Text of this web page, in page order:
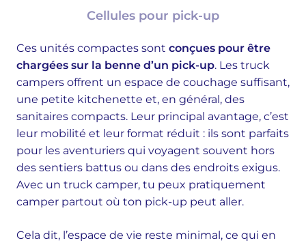
Cellules pour pick-up
Ces unités compactes sont conçues pour être
chargées sur la benne d’un pick-up. Les truck
campers offrent un espace de couchage suffisant,
une petite kitchenette et, en général, des
sanitaires compacts. Leur principal avantage, c’est
leur mobilité et leur format réduit : ils sont parfaits
pour les aventuriers qui voyagent souvent hors
des sentiers battus ou dans des endroits exigus.
Avec un truck camper, tu peux pratiquement
camper partout où ton pick-up peut aller.
Cela dit, l’espace de vie reste minimal, ce qui en